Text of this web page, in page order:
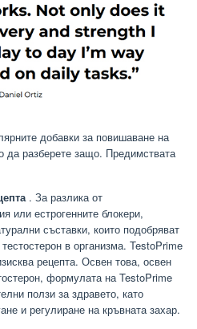
добавки за повишаване на
да разберете защо. Предимствата
. За разлика от
или естрогенните блокери,
съставки, които подобряват
в организма. TestoPrime
рецепта. Освен това, освен
формулата на TestoPrime
ползи за здравето, като
и регулиране на кръвната захар.